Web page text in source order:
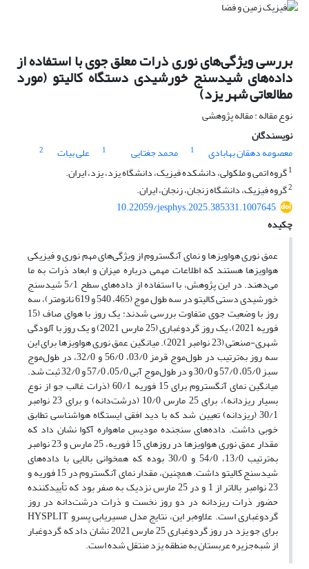
بررسی ویژگی‌های نوری ذرات معلق جوی با استفاده از
داده‌های شیدسنج خورشیدی دستگاه کالیتو (مورد
مطالعاتی شهر یزد)
نوع مقاله : مقاله پژوهشی
نویسندگان
معصومه دهقان بهابادی
1 محمد جغتایی 1 علی بیات
2
1گروه اتمی و ملکولی، دانشکده فیزیک، دانشگاه یزد، یزد، ایران.
2گروه فیزیک، دانشگاه زنجان، زنجان، ایران.
10.22059/jesphys.2025.385331.1007645
چکیده
عمق نوری هواویزها و نمای آنگستروم از ویژگی‌های مهم نوری و فیزیکی
هواویزها هستند که اطلاعات مهمی درباره میزان و ابعاد ذرات به ما
می‌دهند. در این پژوهش، با استفاده از داده‌های سطح 5/1 شیدسنج
خورشیدی دستی کالیتو در سه طول موج (465، 540 و 619 نانومتر)، سه
روز با وضعیت جوی متفاوت بررسی شدند: یک روز با هوای صاف (15
فوریه 2021)، یک روز گردوغباری (25 مارس 2021) و یک روز با آلودگی
شهری-صنعتی (23 نوامبر 2021). میانگین عمق نوری هواویزها برای این
سه روز به‌ترتیب در طول‌موج قرمز 03/0، 56/0 و 32/0، در طول‌موج
سبز 05/0، 57/0 و 30/0 و در طول‌موج آبی 05/0، 57/0 و 32/0 ثبت شد.
میانگین نمای آنگستروم برای 15 فوریه 60/1 (ذرات غالب جو از نوع
بسیار ریزدانه)، برای 25 مارس 10/0 (درشت‌دانه) و برای 23 نوامبر
30/1 (ریزدانه) تعیین شد که با دید افقی ایستگاه هواشناسی تطابق
خوبی داشت. داده‌های سنجنده مودیسِ ماهواره آکوا نشان داد که
مقدار عمق نوری هواویزها در روزهای 15 فوریه، 25 مارس و 23 نوامبر
به‌ترتیب 13/0، 54/0 و 30/0 بوده که همخوانی بالایی با داده‌های
شیدسنج کالیتو داشت. همچنین، مقدار نمای آنگستروم در 15 فوریه و
23 نوامبر بالاتر از 1 و در 25 مارس نزدیک به صفر بود که تأییدکننده
حضور ذرات ریزدانه در دو روز نخست و ذرات درشت‌دانه در روز
گردوغباری است. علاوه‌بر این، نتایج مدل مسیریابی پسروHYSPLIT
برای جو یزد در روز گردوغباری 25 مارس 2021 نشان داد که گردوغبار
از شبه‌جزیره عربستان به منطقه یزد منتقل شده است.